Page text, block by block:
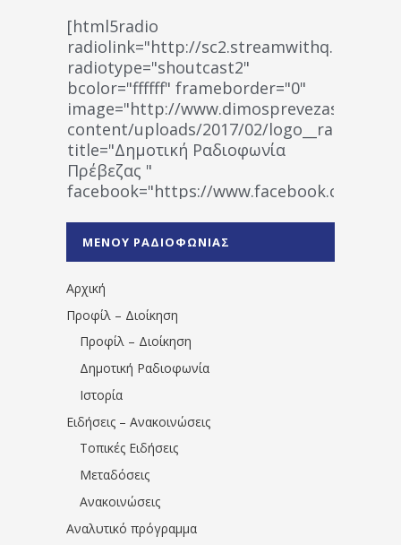
[html5radio
radiolink="http://
radiotype="shoutcast2"
bcolor="ffffff" frameborder="0"
image="http://www.dimosprevezas.gr/wp-
content/uploads/2017/02/
title="Δημοτική Ραδιοφωνία
Πρέβεζας "
facebook="https://www.facebook.com/
1531194763766854/" artist="" ]
ΜΕΝΟΥ ΡΑΔΙΟΦΩΝΙΑΣ
Αρχική
Προφίλ – Διοίκηση
Προφίλ – Διοίκηση
Δημοτική Ραδιοφωνία
Ιστορία
Ειδήσεις – Ανακοινώσεις
Τοπικές Ειδήσεις
Μεταδόσεις
Ανακοινώσεις
Αναλυτικό πρόγραμμα